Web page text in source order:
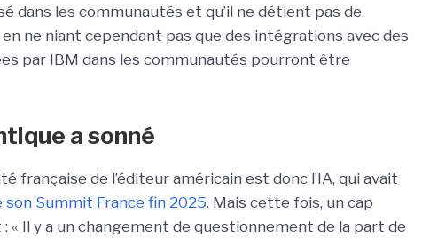
dans les communautés et qu’il ne détient pas de
ne niant cependant pas que des intégrations avec des
par IBM dans les communautés pourront être
a sonné
française de l’éditeur américain est donc l’IA, qui avait
son Summit France fin 2025. Mais cette fois, un cap
Il y a un changement de questionnement de la part de